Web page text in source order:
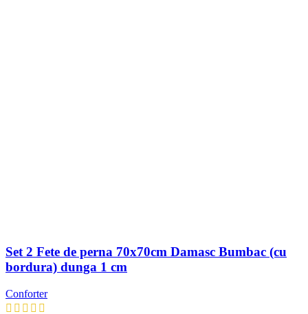
Set 2 Fete de perna 70x70cm Damasc Bumbac (cu
bordura) dunga 1 cm
Conforter